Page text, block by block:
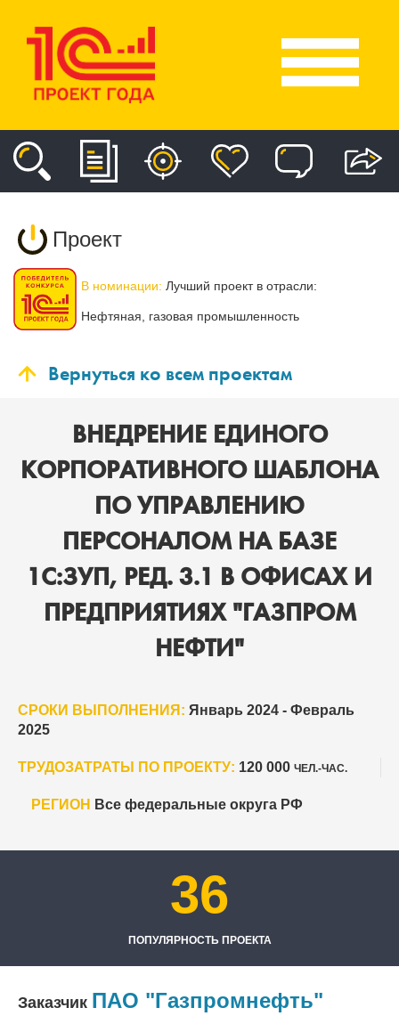
Проект
В номинации: Лучший проект в отрасли:
Нефтяная, газовая промышленность
Вернуться ко всем проектам
ВНЕДРЕНИЕ ЕДИНОГО
КОРПОРАТИВНОГО ШАБЛОНА
ПО УПРАВЛЕНИЮ
ПЕРСОНАЛОМ НА БАЗЕ
1С:ЗУП, РЕД. 3.1 В ОФИСАХ И
ПРЕДПРИЯТИЯХ "ГАЗПРОМ
НЕФТИ"
СРОКИ ВЫПОЛНЕНИЯ: Январь 2024 - Февраль
2025
ТРУДОЗАТРАТЫ ПО ПРОЕКТУ: 120 000 ЧЕЛ.-ЧАС.
РЕГИОН Все федеральные округа РФ
36
ПОПУЛЯРНОСТЬ ПРОЕКТА
Заказчик ПАО "Газпромнефть"